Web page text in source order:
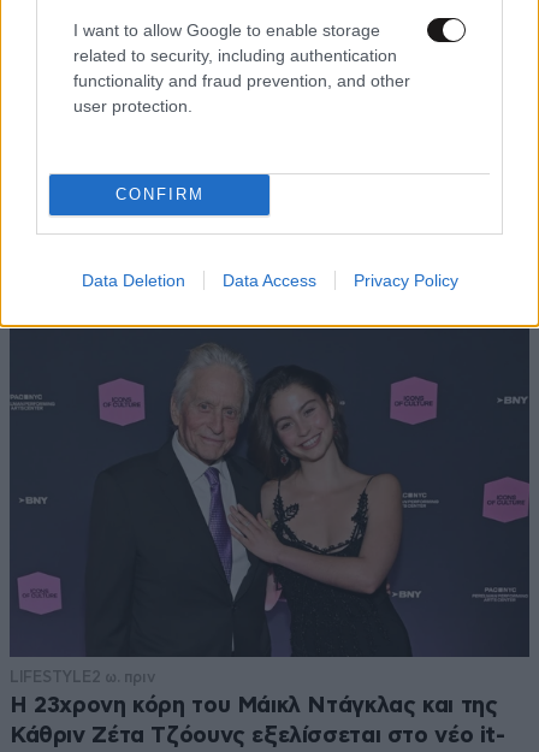
I want to allow Google to enable storage
related to security, including authentication
functionality and fraud prevention, and other
user protection.
CONFIRM
Data Deletion Data Access Privacy Policy
Αναστασία Ισαάκ: «Πριν καν γεννηθώ, μου
στέρησαν την αγκαλιά του πατέρα μου» – Ρίγη
LIFESTYLE 2 ω. πριν
Η 23χρονη κόρη τoυ Μάικλ Ντάγκλας και της
Κάθριν Ζέτα Τζόουνς εξελίσσεται στο νέο it-